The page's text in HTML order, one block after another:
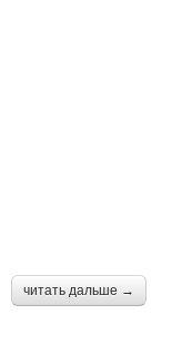
читать дальше →